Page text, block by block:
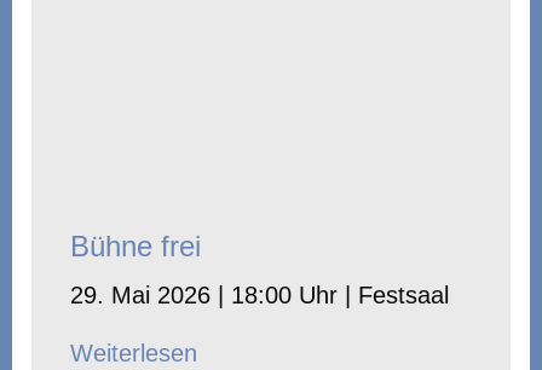
Bühne frei
29. Mai 2026 | 18:00 Uhr | Festsaal
Weiterlesen